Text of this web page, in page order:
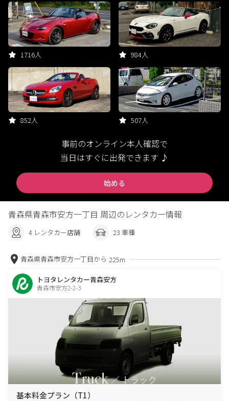
1716人 984人
852人 507人
事前のオンライン本人確認で
当日はすぐに出発できます ♪
始める
青森県青森市安方一丁目 周辺のレンタカー情報
4 レンタカー店舗 23 車種
青森県青森市安方一丁目から 225m
トヨタレンタカー青森安方
青森市安方2-2-3
基本料金プラン（T1）